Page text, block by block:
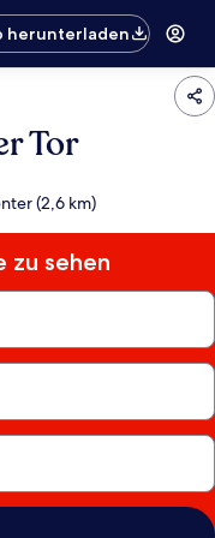
herunterladen
Tor
(2,6 km)
zu sehen